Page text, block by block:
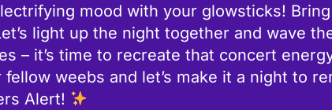
mood with your glowsticks!
light up the night together and wave
– it’s time to recreate that concert
fellow weebs and let’s make it a night to
Alert!